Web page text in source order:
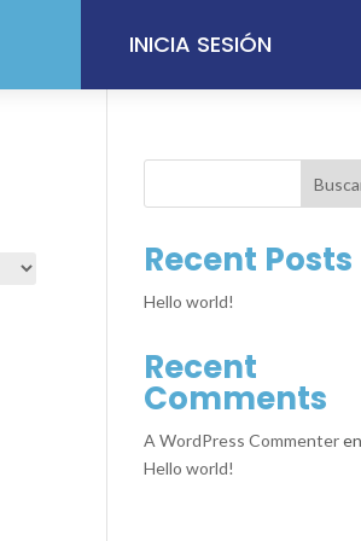
INICIA SESIÓN
Recent Posts
Hello world!
Recent
Comments
A WordPress Commenteren
Hello world!